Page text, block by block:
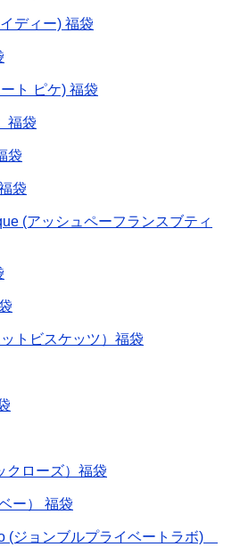
ディー) 福袋
ト ピケ) 福袋
福袋
袋
袋
(アッシュペーフランスブティ
トビスケッツ）福袋
クローズ）福袋
ー） 福袋
(ジョンブルプライベートラボ)